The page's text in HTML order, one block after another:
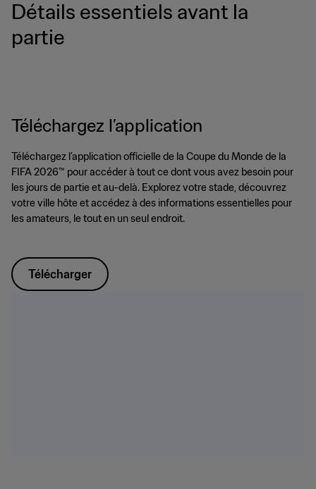
Détails essentiels avant la
partie
Téléchargez l’application
Téléchargez l’application officielle de la Coupe du Monde de la
FIFA 2026™ pour accéder à tout ce dont vous avez besoin pour
les jours de partie et au-delà. Explorez votre stade, découvrez
votre ville hôte et accédez à des informations essentielles pour
les amateurs, le tout en un seul endroit.
Télécharger